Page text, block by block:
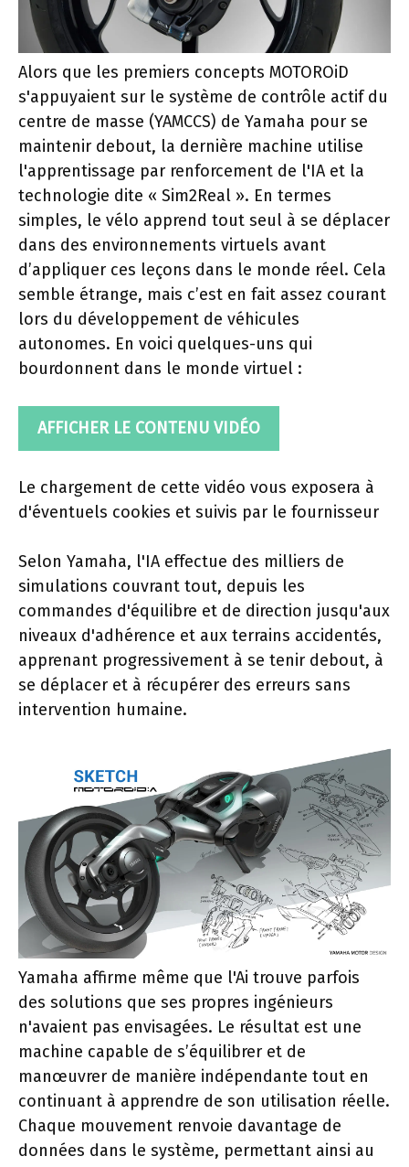
Alors que les premiers concepts MOTOROiD
s'appuyaient sur le système de contrôle actif du
centre de masse (YAMCCS) de Yamaha pour se
maintenir debout, la dernière machine utilise
l'apprentissage par renforcement de l'IA et la
technologie dite « Sim2Real ». En termes
simples, le vélo apprend tout seul à se déplacer
dans des environnements virtuels avant
d’appliquer ces leçons dans le monde réel. Cela
semble étrange, mais c’est en fait assez courant
lors du développement de véhicules
autonomes. En voici quelques-uns qui
bourdonnent dans le monde virtuel :
AFFICHER LE CONTENU VIDÉO
Le chargement de cette vidéo vous exposera à
d'éventuels cookies et suivis par le fournisseur
Selon Yamaha, l'IA effectue des milliers de
simulations couvrant tout, depuis les
commandes d'équilibre et de direction jusqu'aux
niveaux d'adhérence et aux terrains accidentés,
apprenant progressivement à se tenir debout, à
se déplacer et à récupérer des erreurs sans
intervention humaine.
Yamaha affirme même que l'Ai trouve parfois
des solutions que ses propres ingénieurs
n'avaient pas envisagées. Le résultat est une
machine capable de s’équilibrer et de
manœuvrer de manière indépendante tout en
continuant à apprendre de son utilisation réelle.
Chaque mouvement renvoie davantage de
données dans le système, permettant ainsi au